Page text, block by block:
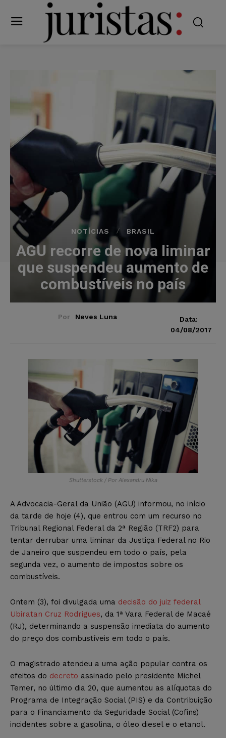
NOTÍCIAS BRASIL
AGU recorre de nova liminar
que suspendeu aumento de
combustíveis no país
Por Neves Luna
Data:
04/08/2017
Shutterstock / Por Alexandru Nika
A Advocacia-Geral da União (AGU) informou, no início
da tarde de hoje (4), que entrou com um recurso no
Tribunal Regional Federal da 2ª Região (TRF2) para
tentar derrubar uma liminar da Justiça Federal no Rio
de Janeiro que suspendeu em todo o país, pela
segunda vez, o aumento de impostos sobre os
combustíveis.
Ontem (3), foi divulgada uma decisão do juiz federal
Ubiratan Cruz Rodrigues, da 1ª Vara Federal de Macaé
(RJ), determinando a suspensão imediata do aumento
do preço dos combustíveis em todo o país.
O magistrado atendeu a uma ação popular contra os
efeitos do decreto assinado pelo presidente Michel
Temer, no último dia 20, que aumentou as alíquotas do
Programa de Integração Social (PIS) e da Contribuição
para o Financiamento da Seguridade Social (Cofins)
incidentes sobre a gasolina, o óleo diesel e o etanol.